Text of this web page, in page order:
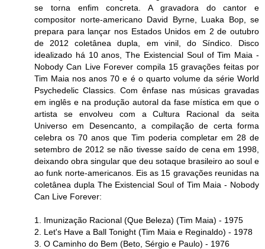
se torna enfim concreta. A gravadora do cantor e
compositor norte-americano David Byrne, Luaka Bop, se
prepara para lançar nos Estados Unidos em 2 de outubro
de 2012 coletânea dupla, em vinil, do Síndico. Disco
idealizado há 10 anos, The Existencial Soul of Tim Maia -
Nobody Can Live Forever compila 15 gravações feitas por
Tim Maia nos anos 70 e é o quarto volume da série World
Psychedelic Classics. Com ênfase nas músicas gravadas
em inglês e na produção autoral da fase mística em que o
artista se envolveu com a Cultura Racional da seita
Universo em Desencanto, a compilação de certa forma
celebra os 70 anos que Tim poderia completar em 28 de
setembro de 2012 se não tivesse saído de cena em 1998,
deixando obra singular que deu sotaque brasileiro ao soul e
ao funk norte-americanos. Eis as 15 gravações reunidas na
coletânea dupla The Existencial Soul of Tim Maia - Nobody
Can Live Forever:
1. Imunização Racional (Que Beleza) (Tim Maia) - 1975
2. Let's Have a Ball Tonight (Tim Maia e Reginaldo) - 1978
3. O Caminho do Bem (Beto, Sérgio e Paulo) - 1976